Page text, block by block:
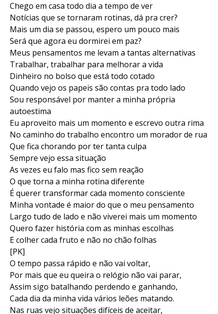
Chego em casa todo dia a tempo de ver
Notícias que se tornaram rotinas, dá pra crer?
Mais um dia se passou, espero um pouco mais
Será que agora eu dormirei em paz?
Meus pensamentos me levam a tantas alternativas
Trabalhar, trabalhar para melhorar a vida
Dinheiro no bolso que está todo cotado
Quando vejo os papeis são contas pra todo lado
Sou responsável por manter a minha própria
autoestima
Eu aproveito mais um momento e escrevo outra rima
No caminho do trabalho encontro um morador de rua
Que fica chorando por ter tanta culpa
Sempre vejo essa situação
As vezes eu falo mas fico sem reação
O que torna a minha rotina diferente
É querer transformar cada momento consciente
Minha vontade é maior do que o meu pensamento
Largo tudo de lado e não viverei mais um momento
Quero fazer história com as minhas escolhas
E colher cada fruto e não no chão folhas
[PK]
O tempo passa rápido e não vai voltar,
Por mais que eu queira o relógio não vai parar,
Assim sigo batalhando perdendo e ganhando,
Cada dia da minha vida vários leões matando.
Nas ruas vejo situações difíceis de aceitar,